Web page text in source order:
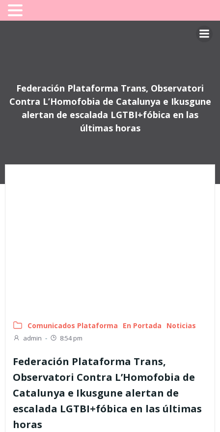
Federación Plataforma Trans, Observatori
Contra L’Homofobia de Catalunya e Ikusgune
alertan de escalada LGTBI+fóbica en las
últimas horas
Comunicados Plataforma En Portada Noticias
admin - 8:54 pm
Federación Plataforma Trans,
Observatori Contra L’Homofobia de
Catalunya e Ikusgune alertan de
escalada LGTBI+fóbica en las últimas
horas